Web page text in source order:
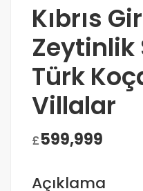
Kıbrıs
Zeytinlik
Türk
Villalar
£599,999
Açıklama